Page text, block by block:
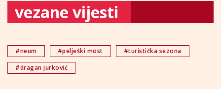
vezane vijesti
#neum #pelješki most
#turistička sezona
#dragan jurković